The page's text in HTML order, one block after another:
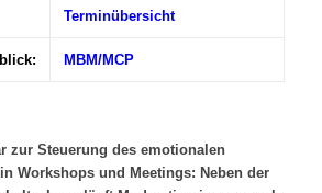
Terminübersicht
MBM/MCP
zur Steuerung des emotionalen
Workshops und Meetings: Neben der